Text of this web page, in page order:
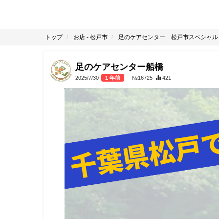
トップ お店 - 松戸市 足のケアセンター 松戸市スペシャル
足のケアセンター船橋
2025/7/30 1 年前 - №16725 421